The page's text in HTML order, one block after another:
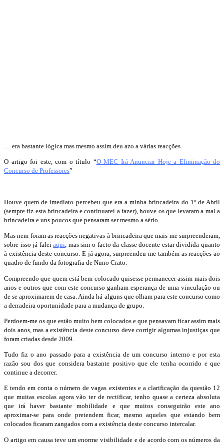
… era bastante lógica mas mesmo assim deu azo a várias reacções.
O artigo foi este, com o título “O MEC Irá Anunciar Hoje a Eliminação do
Concurso de Professores”
Houve quem de imediato percebeu que era a minha brincadeira do 1º de Abril
(sempre fiz esta brincadeira e continuarei a fazer), houve os que levaram a mal a
brincadeira e uns poucos que pensaram ser mesmo a sério.
Mas nem foram as reacções negativas à brincadeira que mais me surpreenderam,
sobre isso já faleiaqui, mas sim o facto da classe docente estar dividida quanto
à existência deste concurso. E já agora, surpreendeu-me também as reacções ao
quadro de fundo da fotografia de Nuno Crato.
Compreendo que quem está bem colocado quisesse permanecer assim mais dois
anos e outros que com este concurso ganham esperança de uma vinculação ou
de se aproximarem de casa. Ainda há alguns que olham para este concurso como
a derradeira oportunidade para a mudança de grupo.
Perdoem-me os que estão muito bem colocados e que pensavam ficar assim mais
dois anos, mas a existência deste concurso deve corrigir algumas injustiças que
foram criadas desde 2009.
Tudo fiz o ano passado para a existência de um concurso interno e por esta
razão sou dos que considera bastante positivo que ele tenha ocorrido e que
continue a decorrer.
E tendo em conta o número de vagas existentes e a clarificação da questão 12
que muitas escolas agora vão ter de rectificar, tenho quase a certeza absoluta
que irá haver bastante mobilidade e que muitos conseguirão este ano
aproximar-se para onde pretendem ficar, mesmo aqueles que estando bem
colocados ficaram zangados com a existência deste concurso intercalar.
O artigo em causa teve um enorme visibilidade e de acordo com os números da